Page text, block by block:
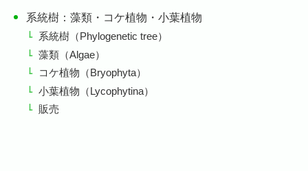
系統樹：藻類・コケ植物・小葉植物
系統樹（Phylogenetic tree）
藻類（Algae）
コケ植物（Bryophyta）
小葉植物（Lycophytina）
販売